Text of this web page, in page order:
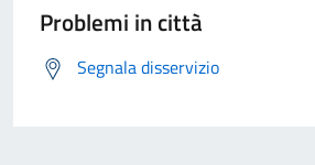
Problemi in città
Segnala disservizio